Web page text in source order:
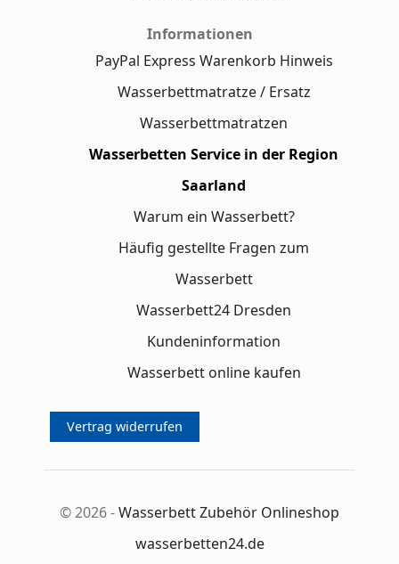
Informationen
PayPal Express Warenkorb Hinweis
Wasserbettmatratze / Ersatz
Wasserbettmatratzen
Wasserbetten Service in der Region
Saarland
Warum ein Wasserbett?
Häufig gestellte Fragen zum
Wasserbett
Wasserbett24 Dresden
Kundeninformation
Wasserbett online kaufen
Vertrag widerrufen
© 2026 -Wasserbett Zubehör Onlineshop
wasserbetten24.de